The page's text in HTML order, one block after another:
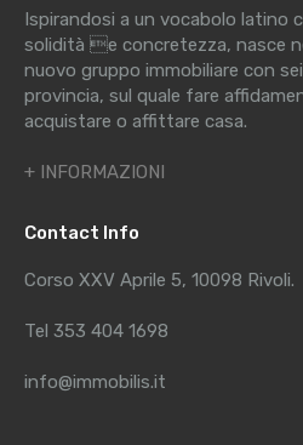
Ispirandosi a un vocabolo latino
solidità e concretezza, nasce
nuovo gruppo immobiliare con
provincia, sul quale fare
acquistare o affittare casa.
+ INFORMAZIONI
Contact Info
Corso XXV Aprile 5, 10098 Rivoli.
Tel 353 404 1698
info@immobilis.it